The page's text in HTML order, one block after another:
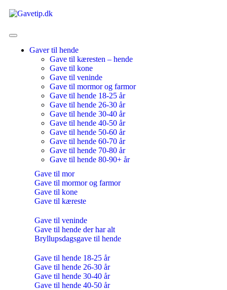
Gaver til hende
Gave til kæresten – hende
Gave til kone
Gave til veninde
Gave til mormor og farmor
Gave til hende 18-25 år
Gave til hende 26-30 år
Gave til hende 30-40 år
Gave til hende 40-50 år
Gave til hende 50-60 år
Gave til hende 60-70 år
Gave til hende 70-80 år
Gave til hende 80-90+ år
Gave til mor
Gave til mormor og farmor
Gave til kone
Gave til kæreste
Gave til veninde
Gave til hende der har alt
Bryllupsdagsgave til hende
Gave til hende 18-25 år
Gave til hende 26-30 år
Gave til hende 30-40 år
Gave til hende 40-50 år